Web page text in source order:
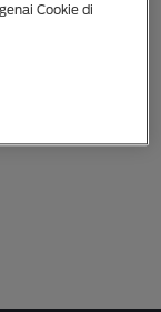
Cookie di